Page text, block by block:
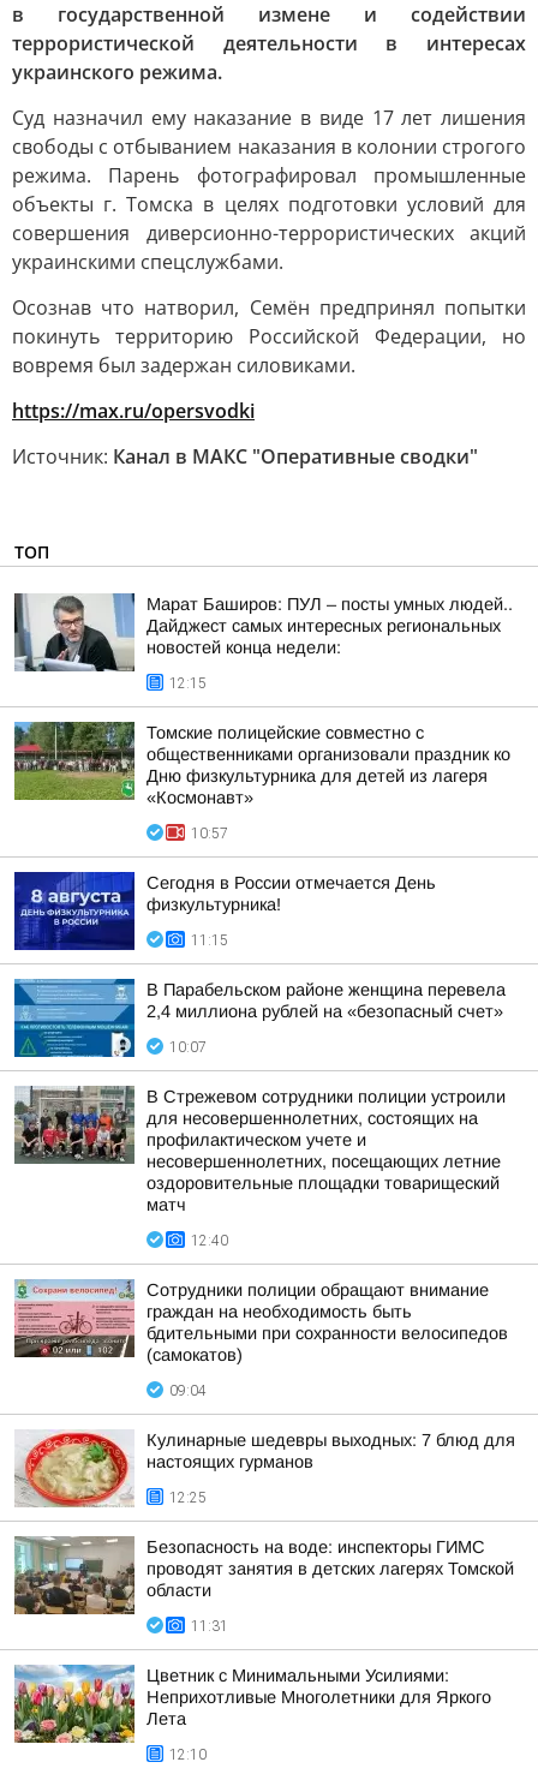
в государственной измене и содействии
террористической деятельности в интересах
украинского режима.
Суд назначил ему наказание в виде 17 лет лишения
свободы с отбыванием наказания в колонии строгого
режима. Парень фотографировал промышленные
объекты г. Томска в целях подготовки условий для
совершения диверсионно-террористических акций
украинскими спецслужбами.
Осознав что натворил, Семён предпринял попытки
покинуть территорию Российской Федерации, но
вовремя был задержан силовиками.
https://max.ru/opersvodki
Источник: Канал в МАКС "Оперативные сводки"
ТОП
Марат Баширов: ПУЛ – посты умных людей..
Дайджест самых интересных региональных
новостей конца недели:
12:15
Томские полицейские совместно с
общественниками организовали праздник ко
Дню физкультурника для детей из лагеря
«Космонавт»
10:57
Сегодня в России отмечается День
физкультурника!
11:15
В Парабельском районе женщина перевела
2,4 миллиона рублей на «безопасный счет»
10:07
В Стрежевом сотрудники полиции устроили
для несовершеннолетних, состоящих на
профилактическом учете и
несовершеннолетних, посещающих летние
оздоровительные площадки товарищеский
матч
12:40
Сотрудники полиции обращают внимание
граждан на необходимость быть
бдительными при сохранности велосипедов
(самокатов)
09:04
Кулинарные шедевры выходных: 7 блюд для
настоящих гурманов
12:25
Безопасность на воде: инспекторы ГИМС
проводят занятия в детских лагерях Томской
области
11:31
Цветник с Минимальными Усилиями:
Неприхотливые Многолетники для Яркого
Лета
12:10